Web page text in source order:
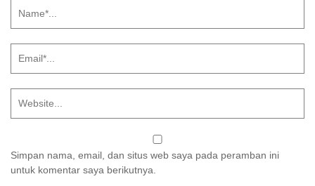
Simpan nama, email, dan situs web saya pada peramban ini
untuk komentar saya berikutnya.